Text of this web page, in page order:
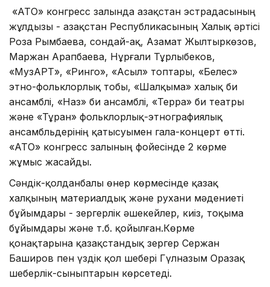
«АТО» конгресс залында Қазақстан эстрадасының
жұлдызы - Қазақстан Республикасының Халық әртісі
Роза Рымбаева, сондай-ақ, Азамат Жылтыркөзов,
Маржан Арапбаева, Нұрғали Тұрлыбеков,
«МузАРТ», «Ринго», «Асыл» топтары, «Белес»
этно-фольклорлық тобы, «Шалқыма» халық би
ансамблі, «Наз» би ансамблі, «Терра» би театры
және «Тұран» фольклорлық-этнографиялық
ансамбльдерінің қатысуымен гала-концерт өтті.
«АТО» конгресс залының фойесінде 2 көрме
жұмыс жасайды.
Сәндік-қолданбалы өнер көрмесінде қазақ
халқының материалдық және рухани мәдениеті
бұйымдары - зергерлік әшекейлер, киіз, тоқыма
бұйымдары және т.б. қойылған.Көрме
қонақтарына қазақстандық зергер Сержан
Баширов пен үздік қол шебері Гүлназым Оразақ
шеберлік-сыныптарын көрсетеді.